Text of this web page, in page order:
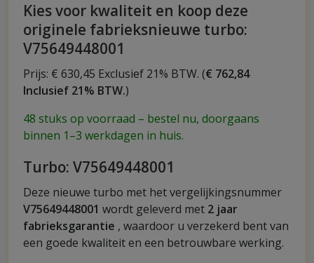
Kies voor kwaliteit en koop deze
originele fabrieksnieuwe turbo:
V75649448001
Prijs: € 630,45 Exclusief 21% BTW. (€ 762,84
Inclusief 21% BTW.)
48 stuks op voorraad – bestel nu, doorgaans
binnen 1–3 werkdagen in huis.
Turbo: V75649448001
Deze nieuwe turbo met het vergelijkingsnummer
V75649448001 wordt geleverd met 2 jaar
fabrieksgarantie , waardoor u verzekerd bent van
een goede kwaliteit en een betrouwbare werking.